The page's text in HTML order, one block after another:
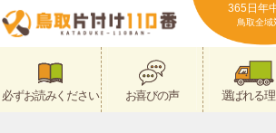
365日年
鳥取全域
必ずお読みください お喜びの声 選ばれる